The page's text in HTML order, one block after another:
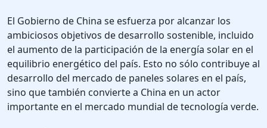
El Gobierno de China se esfuerza por alcanzar los
ambiciosos objetivos de desarrollo sostenible, incluido
el aumento de la participación de la energía solar en el
equilibrio energético del país. Esto no sólo contribuye al
desarrollo del mercado de paneles solares en el país,
sino que también convierte a China en un actor
importante en el mercado mundial de tecnología verde.